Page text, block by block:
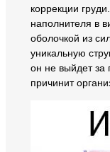
коррекции
наполнителя в
оболочкой из
уникальную
он не выйдет за
причинит